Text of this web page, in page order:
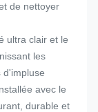
de nettoyer
ultra clair et le
les
d'impluse
avec le
durable et